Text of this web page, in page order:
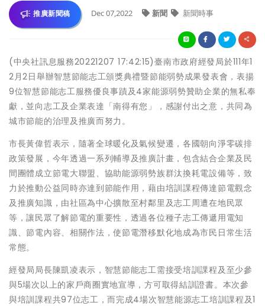
推廣新聞稿 Dec 07,2022 新聞 新聞時事
(中央社訊息服務20221207 17:42:15)臺南市政府經發局於111年1
2月2日舉辦智慧節能志工頒獎典禮暨節能弱勢成果發表會，表揚
9位智慧節能志工服務優良事蹟及4家能源弱勢贊助企業的無私奉
獻，並向志工及企業表達「南得有您」，感謝付出之意，共同為
城市節能的治理及推廣而努力。
市長黃偉哲表示，隨著全球暖化及氣候變遷，各國朝向淨零碳排
政策發展，今年透過一系列輔導及推廣計畫，包含結合企業及民
間團體成立節電大聯盟、協助能源弱勢族群汰換耗電設備等，致
力於推動公益同時亦達到節能作用，藉由培訓課程傳達節電觀念
及推廣知識，由社區為中心擴散至村鄰里及志工周遭在地民眾
等，讓民眾了解節電的重要性，透過各位種子志工傳遞用電知
識、節電內容、相關作法，使節電潛移默化地成為市民日常生活
常態。
經發局局長陳凱凌表示，智慧節能志工需接受培訓課程及至少參
與5場次以上的家戶商圈實地宣導，方可取得結訓證書。本次參
與培訓課程共97位志工，而完成4場次智慧能源志工培訓課程及1